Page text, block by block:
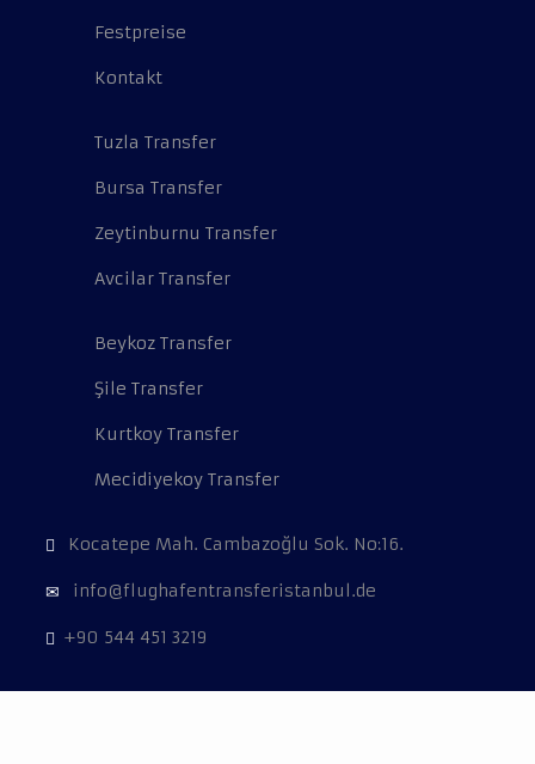
Festpreise
Kontakt
Tuzla Transfer
Bursa Transfer
Zeytinburnu Transfer
Avcilar Transfer
Beykoz Transfer
Şile Transfer
Kurtkoy Transfer
Mecidiyekoy Transfer
Kocatepe Mah. Cambazoğlu Sok. No:16.
info@flughafentransferistanbul.de
+90 544 451 3219